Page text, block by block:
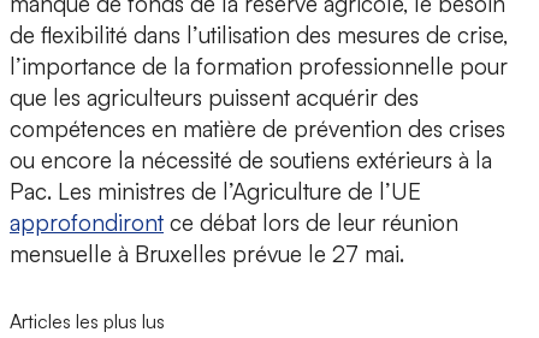
de flexibilité dans l’utilisation des mesures de crise,
l’importance de la formation professionnelle pour
que les agriculteurs puissent acquérir des
compétences en matière de prévention des crises
ou encore la nécessité de soutiens extérieurs à la
Pac. Les ministres de l’Agriculture de l’UE
approfondiront ce débat lors de leur réunion
mensuelle à Bruxelles prévue le 27 mai.
Articles les plus lus